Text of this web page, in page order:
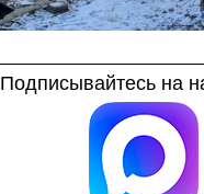
Подписывайтесь на